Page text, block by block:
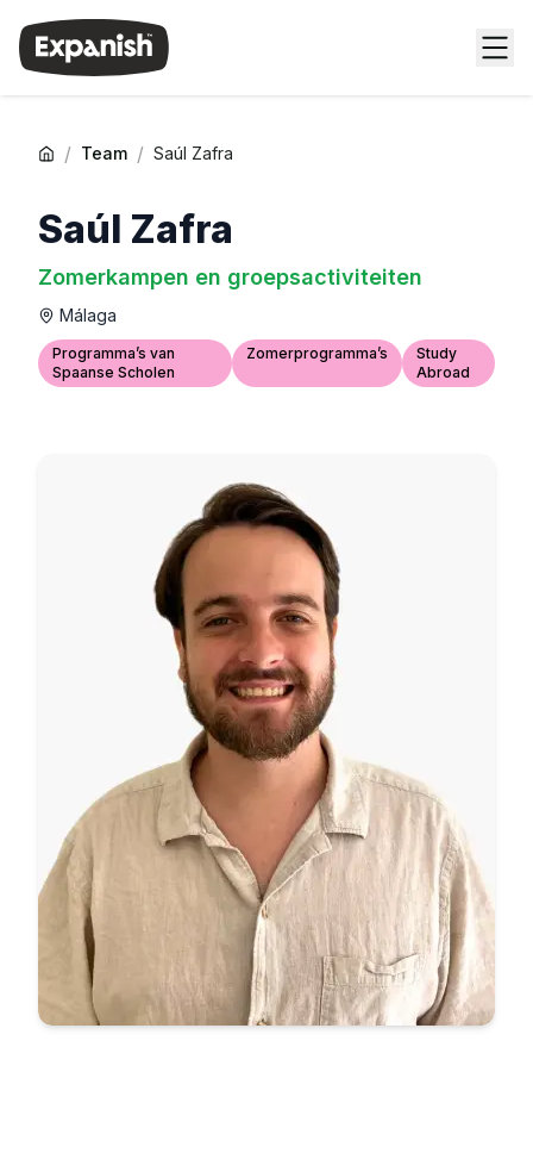
/ Team / Saúl Zafra
Saúl Zafra
Zomerkampen en groepsactiviteiten
Málaga
Programma’s van
Spaanse Scholen
Zomerprogramma’s
Study
Abroad